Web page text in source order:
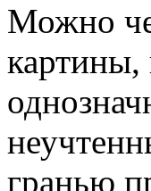
Можно
картины,
гранью